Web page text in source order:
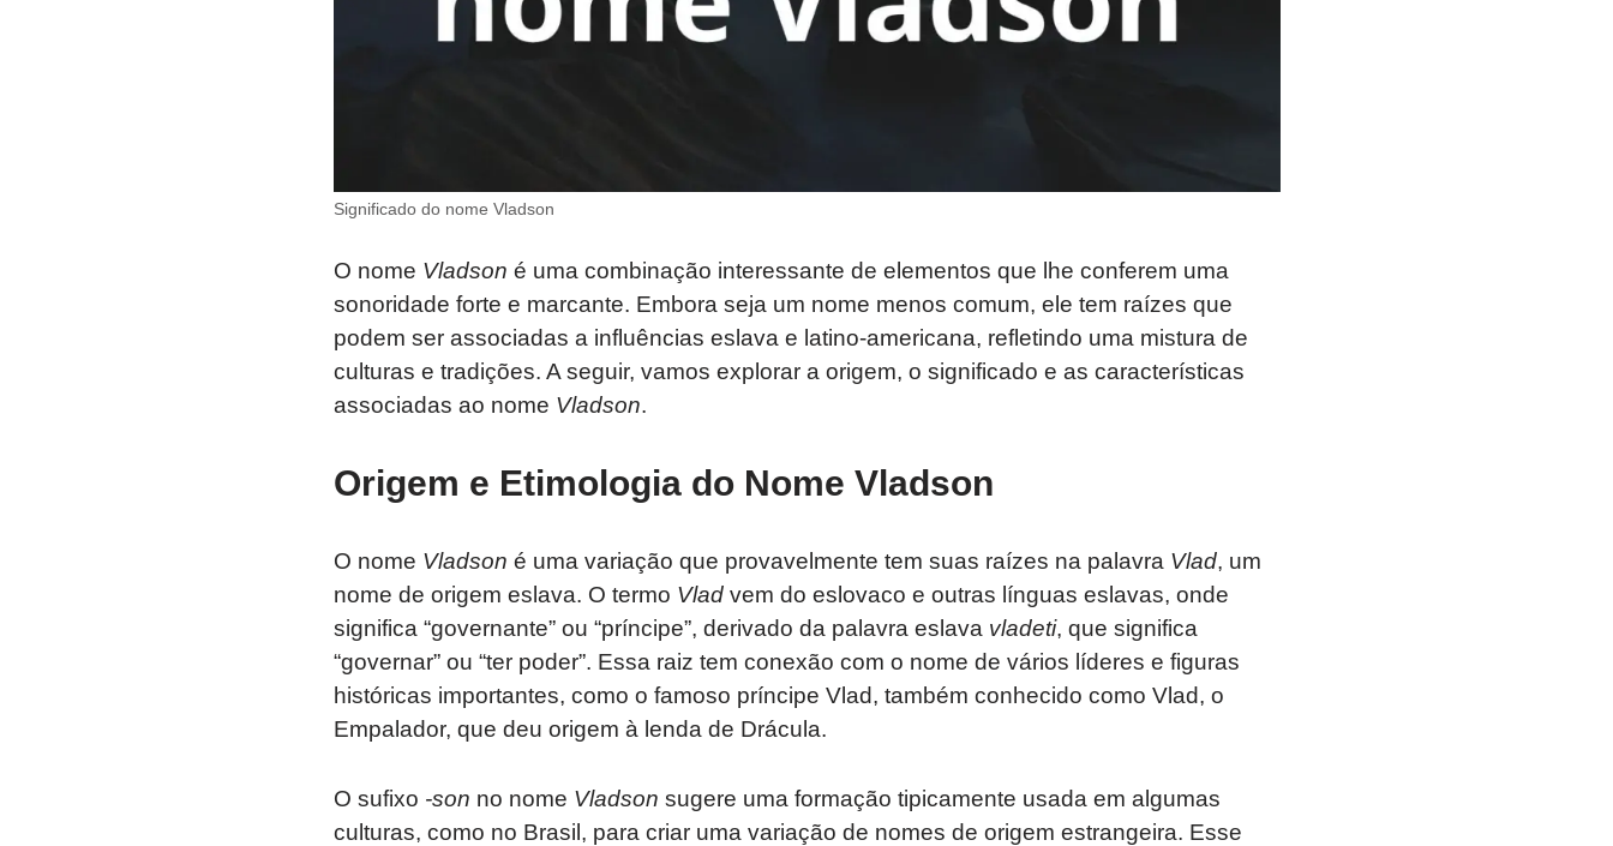
Significado do nome Vladson
O nome Vladson é uma combinação interessante de elementos que lhe conferem uma
sonoridade forte e marcante. Embora seja um nome menos comum, ele tem raízes que
podem ser associadas a influências eslava e latino-americana, refletindo uma mistura de
culturas e tradições. A seguir, vamos explorar a origem, o significado e as características
associadas ao nome Vladson.
Origem e Etimologia do Nome Vladson
O nome Vladson é uma variação que provavelmente tem suas raízes na palavra Vlad, um
nome de origem eslava. O termo Vladvem do eslovaco e outras línguas eslavas, onde
significa “governante” ou “príncipe”, derivado da palavra eslava vladeti, que significa
“governar” ou “ter poder”. Essa raiz tem conexão com o nome de vários líderes e figuras
históricas importantes, como o famoso príncipe Vlad, também conhecido como Vlad, o
Empalador, que deu origem à lenda de Drácula.
O sufixo -son no nome Vladson sugere uma formação tipicamente usada em algumas
culturas, como no Brasil, para criar uma variação de nomes de origem estrangeira. Esse